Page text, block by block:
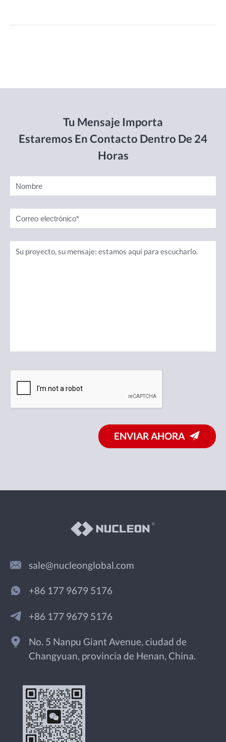
Tu Mensaje Importa
Estaremos En Contacto Dentro De 24
Horas
ENVIAR AHORA
sale@nucleonglobal.com
+86 177 9679 5176
+86 177 9679 5176
No. 5 Nanpu Giant Avenue, ciudad de
Changyuan, provincia de Henan, China.